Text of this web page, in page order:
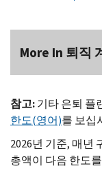
More In 퇴직
참고:기타 은퇴 플
한도(영어)를 보십
2026년 기준, 매년
총액이 다음 한도